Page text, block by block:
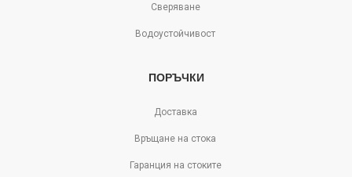
Сверяване
Водоустойчивост
ПОРЪЧКИ
Доставка
Връщане на стока
Гаранция на стоките